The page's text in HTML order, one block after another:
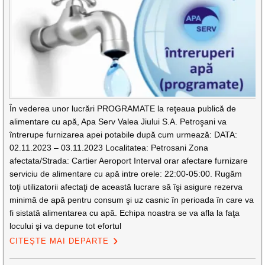
În vederea unor lucrări PROGRAMATE la reţeaua publică de
alimentare cu apă, Apa Serv Valea Jiului S.A. Petroşani va
întrerupe furnizarea apei potabile după cum urmează: DATA:
02.11.2023 – 03.11.2023 Localitatea: Petrosani Zona
afectata/Strada: Cartier Aeroport Interval orar afectare furnizare
serviciu de alimentare cu apă intre orele: 22:00-05:00. Rugăm
toţi utilizatorii afectaţi de această lucrare să îşi asigure rezerva
minimă de apă pentru consum şi uz casnic în perioada în care va
fi sistată alimentarea cu apă. Echipa noastra se va afla la faţa
locului şi va depune tot efortul
CITEȘTE MAI DEPARTE